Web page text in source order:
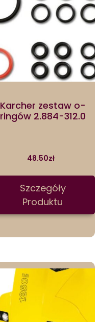
Karcher zestaw o-
ringów 2.884-312.0
48.50zł
Szczegóły
Produktu